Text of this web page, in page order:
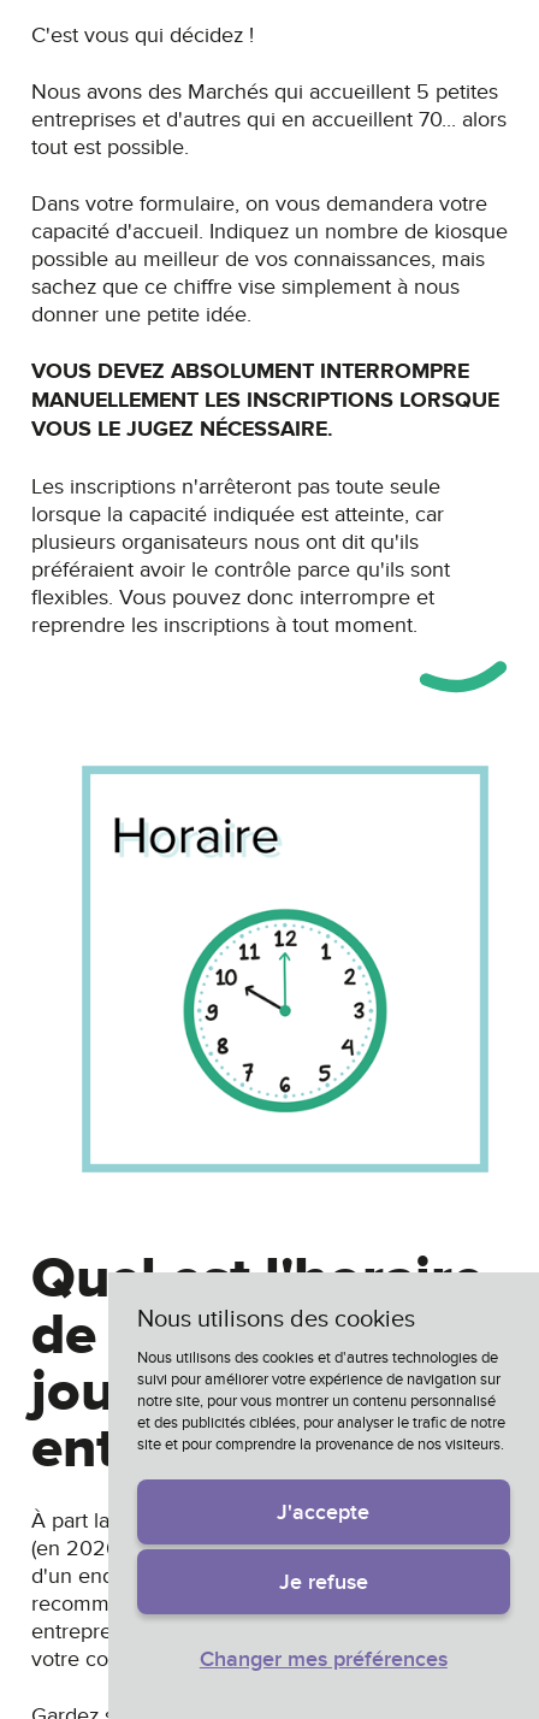
Nous utilisons des cookies
Nous utilisons des cookies et d'autres technologies de
suivi pour améliorer votre expérience de navigation sur
notre site, pour vous montrer un contenu personnalisé
et des publicités ciblées, pour analyser le trafic de notre
site et pour comprendre la provenance de nos visiteurs.
J'accepte
Je refuse
Changer mes préférences
C'est vous qui décidez !
Nous avons des Marchés qui accueillent 5 petites
entreprises et d'autres qui en accueillent 70... alors
tout est possible.
Dans votre formulaire, on vous demandera votre
capacité d'accueil. Indiquez un nombre de kiosque
possible au meilleur de vos connaissances, mais
sachez que ce chiffre vise simplement à nous
donner une petite idée.
VOUS DEVEZ ABSOLUMENT INTERROMPRE
MANUELLEMENT LES INSCRIPTIONS LORSQUE
VOUS LE JUGEZ NÉCESSAIRE.
Les inscriptions n'arrêteront pas toute seule
lorsque la capacité indiquée est atteinte, car
plusieurs organisateurs nous ont dit qu'ils
préféraient avoir le contrôle parce qu'ils sont
flexibles. Vous pouvez donc interrompre et
reprendre les inscriptions à tout moment.
Quel est l'horaire
de La grande
journée des petits
entrepreneurs ?
À part la date qui est la même partout au Québec
(en 2026, ce sera le 6 juin !), l'horaire peut différer
d'un endroit à l'autre. Par expérience, nous
recommandons souvent aux Marchés de petits
entrepreneurs d'être ouvert de 10 h à 14 h, mais
votre contexte pourrait être différent.